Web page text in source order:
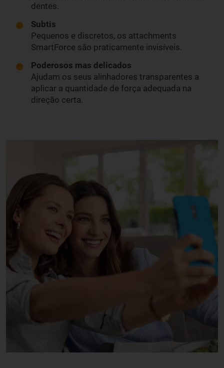
dentes.
Subtis
Pequenos e discretos, os attachments
SmartForce são praticamente invisíveis.
Poderosos mas delicados
Ajudam os seus alinhadores transparentes a
aplicar a quantidade de força adequada na
direção certa.